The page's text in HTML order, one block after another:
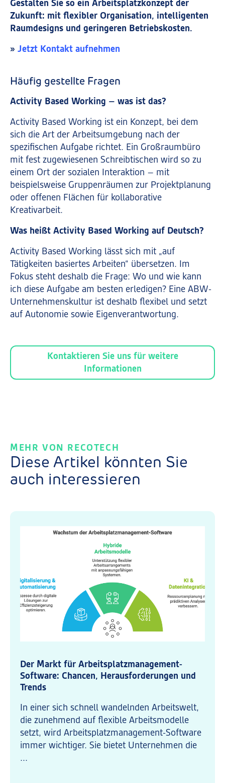
Gestalten Sie so ein Arbeitsplatzkonzept der
Zukunft: mit flexibler Organisation, intelligenten
Raumdesigns und geringeren Betriebskosten.
» Jetzt Kontakt aufnehmen
Häufig gestellte Fragen
Activity Based Working – was ist das?
Activity Based Working ist ein Konzept, bei dem
sich die Art der Arbeitsumgebung nach der
spezifischen Aufgabe richtet. Ein Großraumbüro
mit fest zugewiesenen Schreibtischen wird so zu
einem Ort der sozialen Interaktion – mit
beispielsweise Gruppenräumen zur Projektplanung
oder offenen Flächen für kollaborative
Kreativarbeit.
Was heißt Activity Based Working auf Deutsch?
Activity Based Working lässt sich mit „auf
Tätigkeiten basiertes Arbeiten“ übersetzen. Im
Fokus steht deshalb die Frage: Wo und wie kann
ich diese Aufgabe am besten erledigen? Eine ABW-
Unternehmenskultur ist deshalb flexibel und setzt
auf Autonomie sowie Eigenverantwortung.
Kontaktieren Sie uns für weitere
Informationen
MEHR VON RECOTECH
Diese Artikel könnten Sie
auch interessieren
Der Markt für Arbeitsplatzmanagement-
Software: Chancen, Herausforderungen und
Trends
In einer sich schnell wandelnden Arbeitswelt,
die zunehmend auf flexible Arbeitsmodelle
setzt, wird Arbeitsplatzmanagement-Software
immer wichtiger. Sie bietet Unternehmen die
...